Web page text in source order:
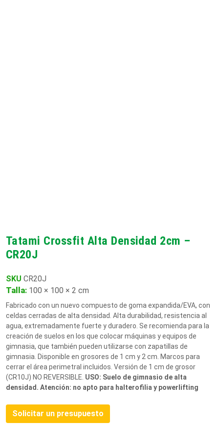
Tatami Crossfit Alta Densidad 2cm –
CR20J
SKU CR20J
Talla: 100 × 100 × 2 cm
Fabricado con un nuevo compuesto de goma expandida/EVA, con
celdas cerradas de alta densidad. Alta durabilidad, resistencia al
agua, extremadamente fuerte y duradero. Se recomienda para la
creación de suelos en los que colocar máquinas y equipos de
gimnasia, que también pueden utilizarse con zapatillas de
gimnasia. Disponible en grosores de 1 cm y 2 cm. Marcos para
cerrar el área perimetral incluidos. Versión de 1 cm de grosor
(CR10J) NO REVERSIBLE. USO: Suelo de gimnasio de alta
densidad. Atención: no apto para halterofilia y powerlifting
Solicitar un presupuesto